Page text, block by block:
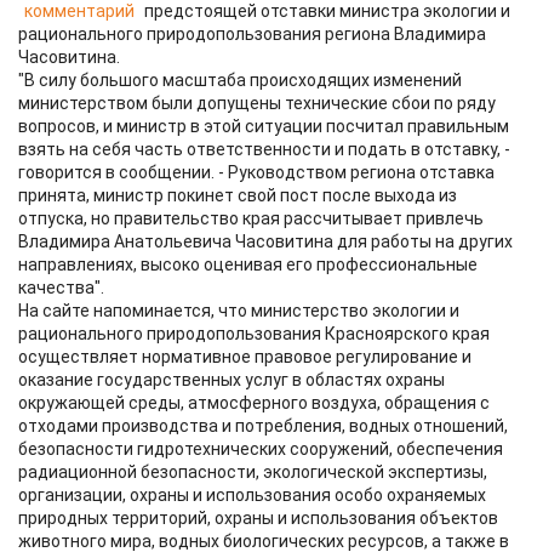
комментарий предстоящей отставки министра экологии и
рационального природопользования региона Владимира
Часовитина.
"В силу большого масштаба происходящих изменений
министерством были допущены технические сбои по ряду
вопросов, и министр в этой ситуации посчитал правильным
взять на себя часть ответственности и подать в отставку, -
говорится в сообщении. - Руководством региона отставка
принята, министр покинет свой пост после выхода из
отпуска, но правительство края рассчитывает привлечь
Владимира Анатольевича Часовитина для работы на других
направлениях, высоко оценивая его профессиональные
качества".
На сайте напоминается, что министерство экологии и
рационального природопользования Красноярского края
осуществляет нормативное правовое регулирование и
оказание государственных услуг в областях охраны
окружающей среды, атмосферного воздуха, обращения с
отходами производства и потребления, водных отношений,
безопасности гидротехнических сооружений, обеспечения
радиационной безопасности, экологической экспертизы,
организации, охраны и использования особо охраняемых
природных территорий, охраны и использования объектов
животного мира, водных биологических ресурсов, а также в